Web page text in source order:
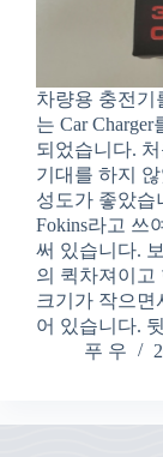
차량용 충전기
는 Car
되었습니다.
기대를 하지
성도가 좋았습
Fokins라고 쓰
써 있습니다.
의 퀵차져이고
크기가 작으면
어 있습니다.
푸 우